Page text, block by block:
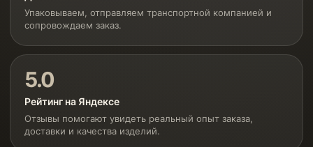
Упаковываем, отправляем транспортной компанией и
сопровождаем заказ.
5.0
Рейтинг на Яндексе
Отзывы помогают увидеть реальный опыт заказа,
доставки и качества изделий.